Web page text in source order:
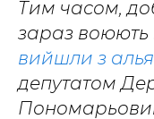
Тим часом,
зараз воюють
вийшли з
депутатом